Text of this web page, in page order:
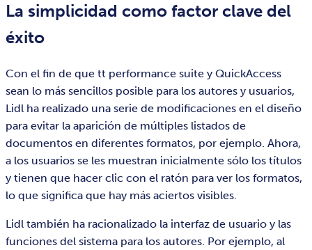
La simplicidad como factor clave del
éxito
Con el fin de que tt performance suite y QuickAccess
sean lo más sencillos posible para los autores y usuarios,
Lidl ha realizado una serie de modificaciones en el diseño
para evitar la aparición de múltiples listados de
documentos en diferentes formatos, por ejemplo. Ahora,
a los usuarios se les muestran inicialmente sólo los títulos
y tienen que hacer clic con el ratón para ver los formatos,
lo que significa que hay más aciertos visibles.
Lidl también ha racionalizado la interfaz de usuario y las
funciones del sistema para los autores. Por ejemplo, al